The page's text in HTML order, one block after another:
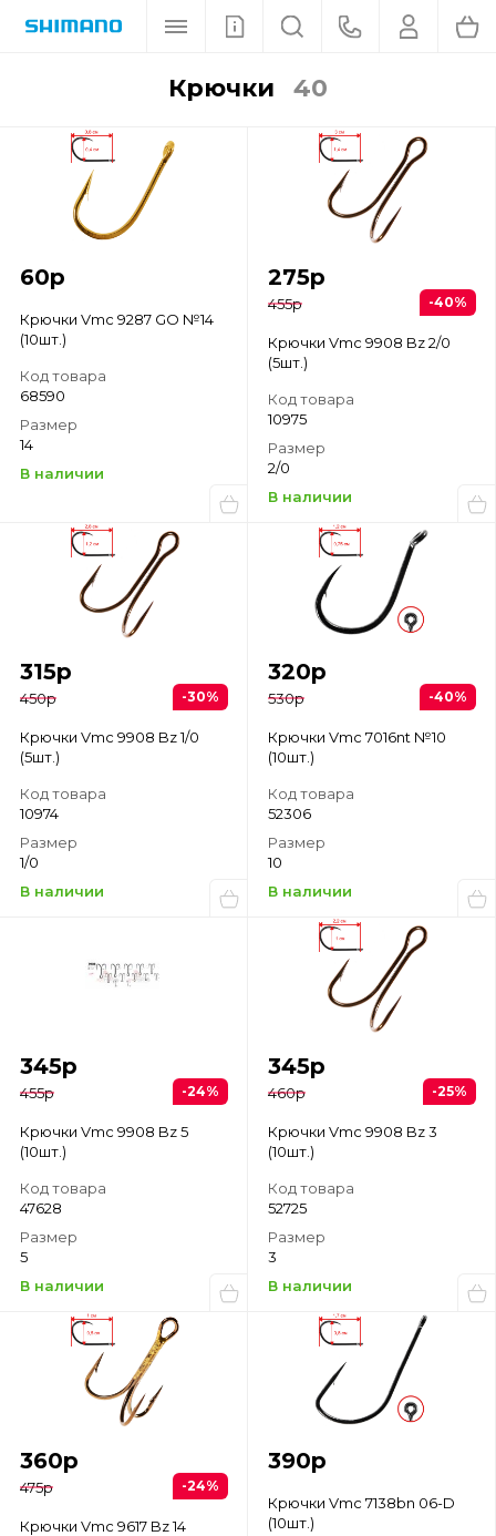
крючки 40
60р
Крючки Vmc 9287 GO №14
(10шт.)
Код товара
68590
Размер
14
В наличии
-40%
275р
455р
Крючки Vmc 9908 Bz 2/0
(5шт.)
Код товара
10975
Размер
2/0
В наличии
-30%
315р
450р
Крючки Vmc 9908 Bz 1/0
(5шт.)
Код товара
10974
Размер
1/0
В наличии
-40%
320р
530р
Крючки Vmc 7016nt №10
(10шт.)
Код товара
52306
Размер
10
В наличии
-24%
345р
455р
Крючки Vmc 9908 Bz 5
(10шт.)
Код товара
47628
Размер
5
В наличии
-25%
345р
460р
Крючки Vmc 9908 Bz 3
(10шт.)
Код товара
52725
Размер
3
В наличии
-24%
360р
475р
Крючки Vmc 9617 Bz 14
390р
Крючки Vmc 7138bn 06-D
(10шт.)